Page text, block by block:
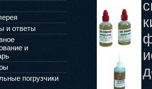
и ответы
и
погрузчики